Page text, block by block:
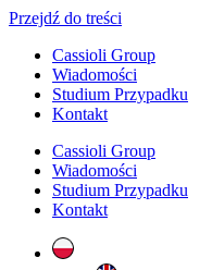
Przejdź do treści
Cassioli Group
Wiadomości
Studium Przypadku
Kontakt
Cassioli Group
Wiadomości
Studium Przypadku
Kontakt